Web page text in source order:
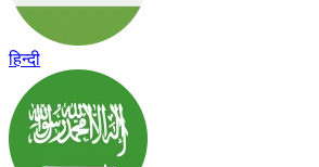
हिन्दी